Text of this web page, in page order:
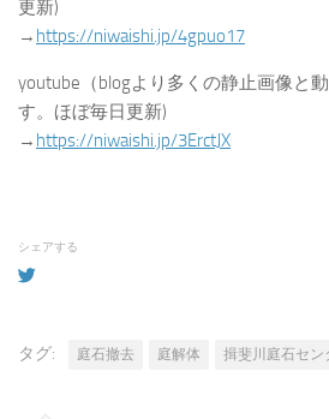
更新)
→ https://niwaishi.jp/4gpuo17
youtube（blogより多くの静止画像と
す。ほぼ毎日更新)
→ https://niwaishi.jp/3ErctJX
シェアする
タグ: 庭石撤去 庭解体 揖斐川庭石セン